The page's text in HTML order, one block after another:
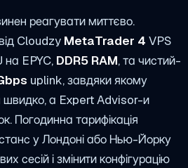
реагувати миттєво.
Cloudzy MetaTrader 4 VPS
на EPYC, DDR5 RAM, та чистий-
uplink, завдяки якому
швидко, а Expert Advisor-и
Погодинна тарифікація
у Лондоні або Нью-Йорку
сесій і змінити конфігурацію